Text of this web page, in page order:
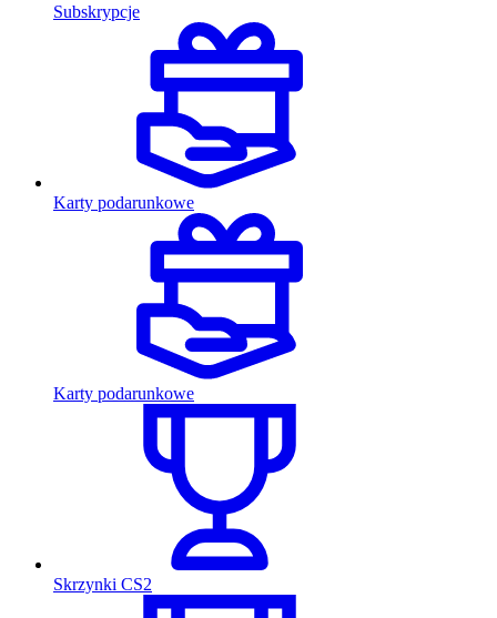
Subskrypcje
Karty podarunkowe
Karty podarunkowe
Skrzynki CS2